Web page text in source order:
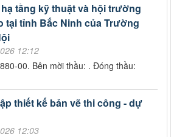
tầng kỹ thuật và hội trường
tại tỉnh Bắc Ninh của Trường
12:12
00. Bên mời thầu: . Đóng thầu:
thiết kế bản vẽ thi công - dự
12:03